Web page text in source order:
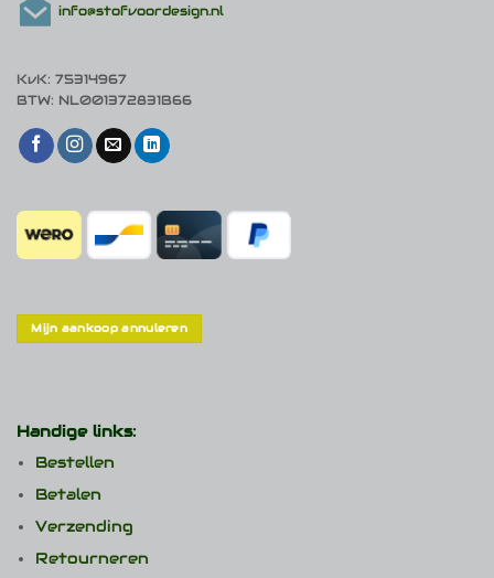
info@stofvoordesign.nl
KvK: 75314967
BTW: NL001372831B66
Mijn aankoop annuleren
Handige links:
Bestellen
Betalen
Verzending
Retourneren